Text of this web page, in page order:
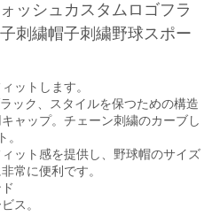
ッシュカスタムロゴフラ
刺繍帽子刺繍野球スポー
ットします。
ック、スタイルを保つための構造
ャップ。チェーン刺繍のカーブし
。
ット感を提供し、野球帽のサイズ
常に便利です。
ス。